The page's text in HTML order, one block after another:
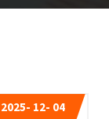
2025- 12- 04